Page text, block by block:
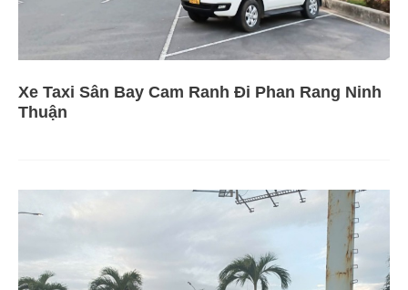
Xe Taxi Sân Bay Cam Ranh Đi Phan Rang Ninh
Thuận